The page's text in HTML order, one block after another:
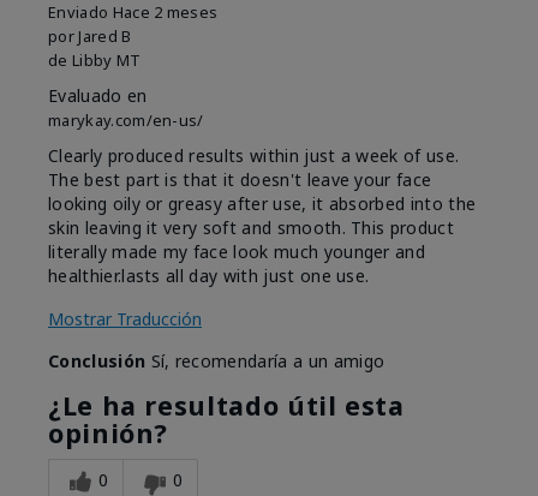
Enviado Hace 2 meses
por Jared B
de Libby MT
Evaluado en
marykay.com/en-us/
Clearly produced results within just a week of use.
The best part is that it doesn't leave your face
looking oily or greasy after use, it absorbed into the
skin leaving it very soft and smooth. This product
literally made my face look much younger and
healthier.lasts all day with just one use.
Mostrar Traducción
Conclusión Sí, recomendaría a un amigo
¿Le ha resultado útil esta
opinión?
0 0